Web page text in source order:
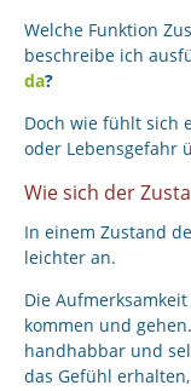
Welche Funktion
beschreibe ich
da?
Doch wie fühlt sich
oder Lebensgefahr
Wie sich der
In einem Zustand
leichter an.
Die
kommen und
handhabbar und
das Gefühl